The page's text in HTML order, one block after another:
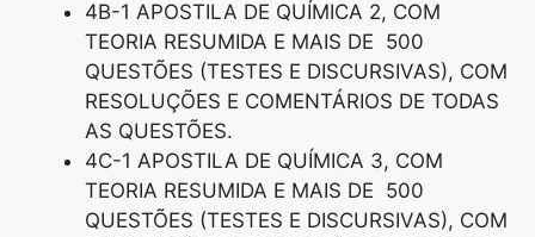
4B-1 APOSTILA DE QUÍMICA 2, COM
TEORIA RESUMIDA E MAIS DE 500
QUESTÕES (TESTES E DISCURSIVAS), COM
RESOLUÇÕES E COMENTÁRIOS DE TODAS
AS QUESTÕES.
4C-1 APOSTILA DE QUÍMICA 3, COM
TEORIA RESUMIDA E MAIS DE 500
QUESTÕES (TESTES E DISCURSIVAS), COM